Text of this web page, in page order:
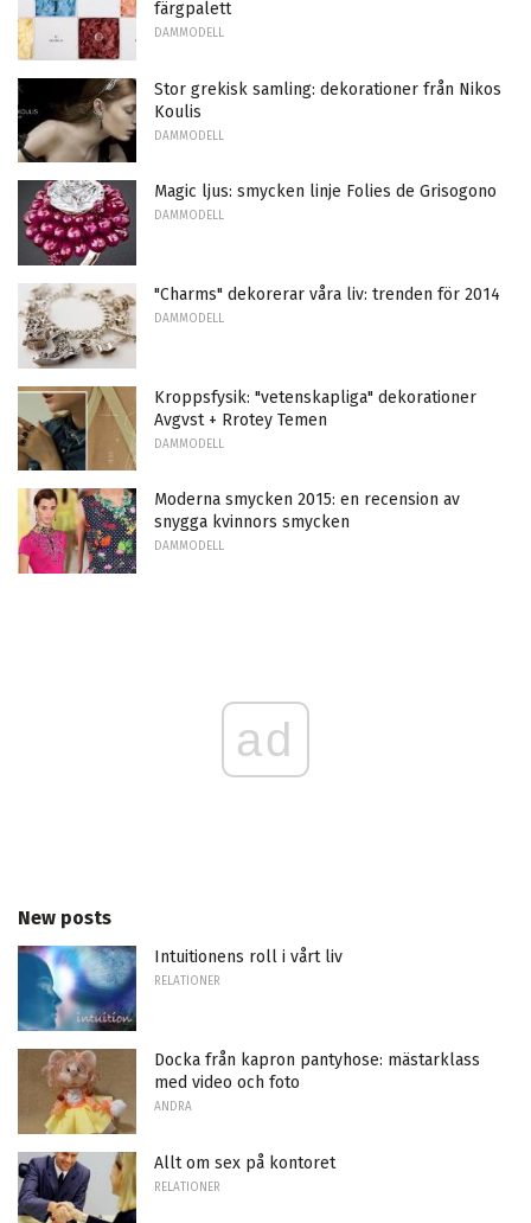
färgpalett
DAMMODELL
Stor grekisk samling: dekorationer från Nikos
Koulis
DAMMODELL
Magic ljus: smycken linje Folies de Grisogono
DAMMODELL
"Charms" dekorerar våra liv: trenden för 2014
DAMMODELL
Kroppsfysik: "vetenskapliga" dekorationer
Avgvst + Rrotey Temen
DAMMODELL
Moderna smycken 2015: en recension av
snygga kvinnors smycken
DAMMODELL
ad
New posts
Intuitionens roll i vårt liv
RELATIONER
Docka från kapron pantyhose: mästarklass
med video och foto
ANDRA
Allt om sex på kontoret
RELATIONER